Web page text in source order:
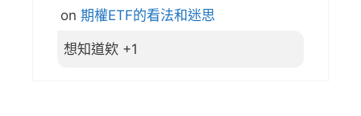
on 期權ETF的看法和迷思
想知道欸 +1